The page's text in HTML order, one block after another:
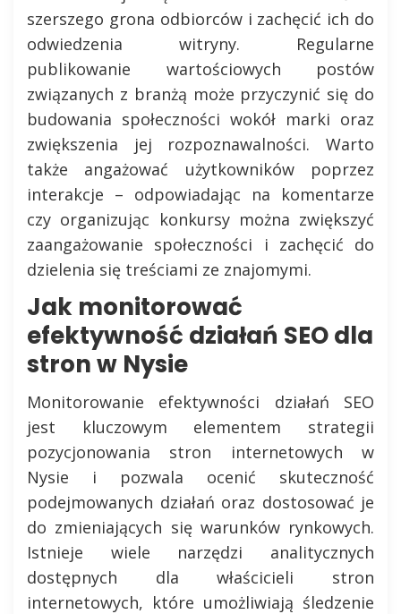
szerszego grona odbiorców i zachęcić ich do
odwiedzenia witryny. Regularne
publikowanie wartościowych postów
związanych z branżą może przyczynić się do
budowania społeczności wokół marki oraz
zwiększenia jej rozpoznawalności. Warto
także angażować użytkowników poprzez
interakcje – odpowiadając na komentarze
czy organizując konkursy można zwiększyć
zaangażowanie społeczności i zachęcić do
dzielenia się treściami ze znajomymi.
Jak monitorować
efektywność działań SEO dla
stron w Nysie
Monitorowanie efektywności działań SEO
jest kluczowym elementem strategii
pozycjonowania stron internetowych w
Nysie i pozwala ocenić skuteczność
podejmowanych działań oraz dostosować je
do zmieniających się warunków rynkowych.
Istnieje wiele narzędzi analitycznych
dostępnych dla właścicieli stron
internetowych, które umożliwiają śledzenie